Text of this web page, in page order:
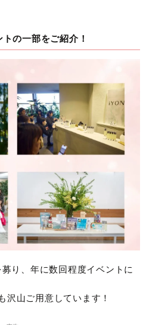
の一部をご紹介！
り、年に数回程度イベントに
沢山ご用意しています！